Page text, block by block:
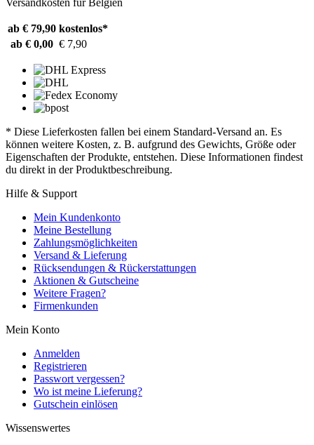
Versandkosten für Belgien
ab € 79,90 kostenlos*
ab € 0,00 € 7,90
* Diese Lieferkosten fallen bei einem Standard-Versand an. Es
können weitere Kosten, z. B. aufgrund des Gewichts, Größe oder
Eigenschaften der Produkte, entstehen. Diese Informationen findest
du direkt in der Produktbeschreibung.
Hilfe & Support
Mein Kundenkonto
Meine Bestellung
Zahlungsmöglichkeiten
Versand & Lieferung
Rücksendungen & Rückerstattungen
Aktionen & Gutscheine
Weitere Fragen?
Firmenkunden
Mein Konto
Anmelden
Registrieren
Passwort vergessen?
Wo ist meine Lieferung?
Gutschein einlösen
Wissenswertes